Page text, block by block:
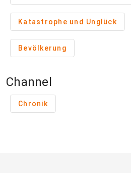
Katastrophe und Unglück
Bevölkerung
Channel
Chronik